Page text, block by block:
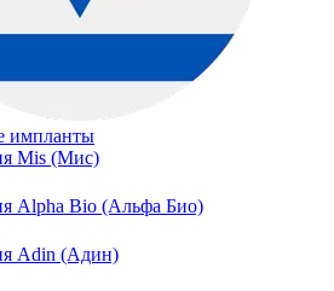
импланты
Mis (Мис)
Alpha Bio (Альфа Био)
Adin (Адин)